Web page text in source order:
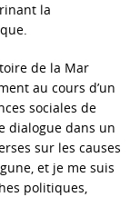
la
de la Mar
au cours d’un
sociales de
dialogue dans un
sur les causes
et je me suis
politiques,